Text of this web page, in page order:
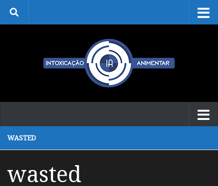
Skip to content
WASTED
wasted